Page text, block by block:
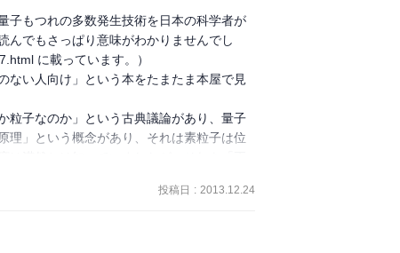
子もつれの多数発生技術を日本の科学者が
んでもさっぱり意味がわかりませんでし
に載っています。）
ない人向け」という本をたまたま本屋で見
粒子なのか」という古典議論があり、量子
理」という概念があり、それは素粒子は位
理だなということが改めて分かったという
というものがあり、それは、個々の量子
ち、それを測定することもできる状態で
投稿日 : 2013.12.24